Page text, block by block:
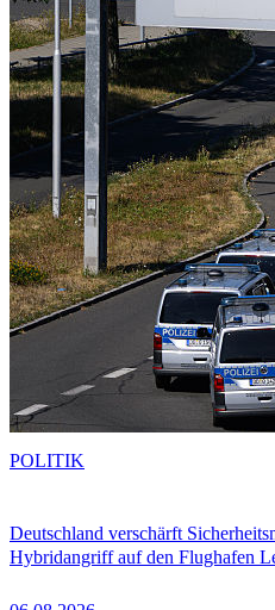
Deutschland verschärft
Hybridangriff auf den Flughafen
POLITIK